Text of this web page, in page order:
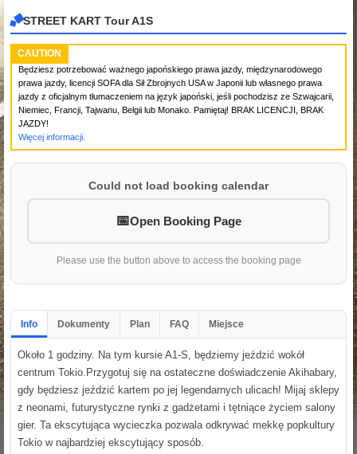
STREET KART Tour A1S
CAUTION
Będziesz potrzebować ważnego japońskiego prawa jazdy, międzynarodowego
prawa jazdy, licencji SOFA dla Sił Zbrojnych USA w Japonii lub własnego prawa
jazdy z oficjalnym tłumaczeniem na język japoński, jeśli pochodzisz ze Szwajcarii,
Niemiec, Francji, Tajwanu, Belgii lub Monako. Pamiętaj! BRAK LICENCJI, BRAK
JAZDY!
Więcej informacji.
Could not load booking calendar
Open Booking Page
Please use the button above to access the booking page
Info Dokumenty Plan FAQ Miejsce
Około 1 godziny. Na tym kursie A1-S, będziemy jeździć wokół
centrum Tokio.Przygotuj się na ostateczne doświadczenie Akihabary,
gdy będziesz jeździć kartem po jej legendarnych ulicach! Mijaj sklepy
z neonami, futurystyczne rynki z gadżetami i tętniące życiem salony
gier. Ta ekscytująca wycieczka pozwala odkrywać mekkę popkultury
Tokio w najbardziej ekscytujący sposób.